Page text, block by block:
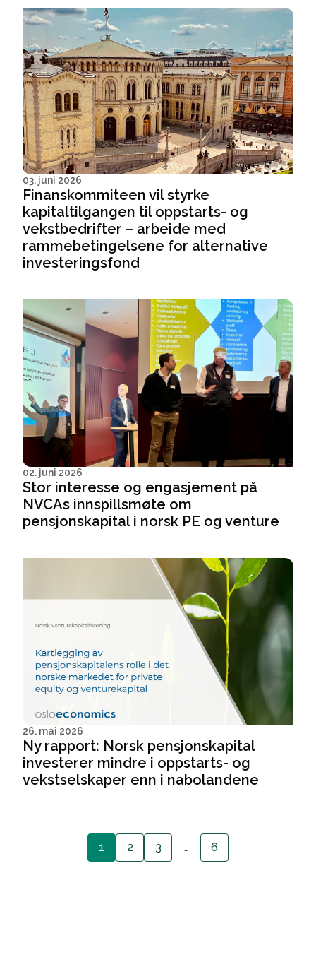
03. juni 2026
Finanskommiteen vil styrke
kapitaltilgangen til oppstarts- og
vekstbedrifter – arbeide med
rammebetingelsene for alternative
investeringsfond
02. juni 2026
Stor interesse og engasjement på
NVCAs innspillsmøte om
pensjonskapital i norsk PE og venture
26. mai 2026
Ny rapport: Norsk pensjonskapital
investerer mindre i oppstarts- og
vekstselskaper enn i nabolandene
1 2 3 … 6